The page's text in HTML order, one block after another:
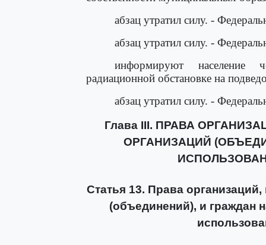
абзац утратил силу. -
абзац утратил силу. -
информируют население
радиационной обстановке на
абзац утратил силу. -
Глава III. ПРАВА
ОРГАНИЗАЦИЙ
Статья 13. Права
(объединений), и граждан